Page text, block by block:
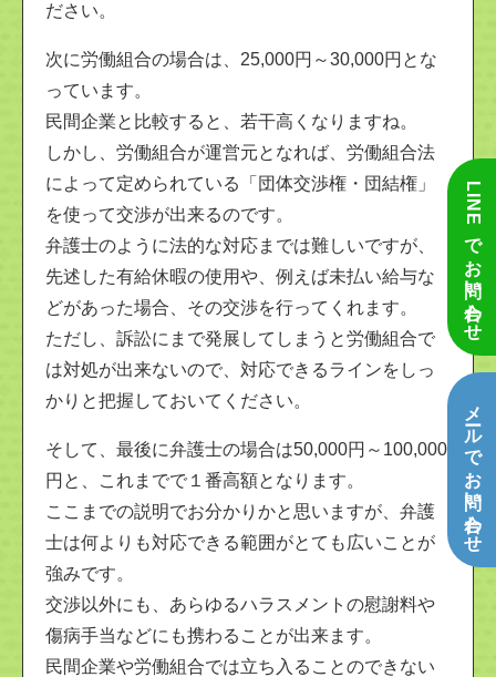
ださい。
次に労働組合の場合は、25,000円～30,000円とな
っています。
民間企業と比較すると、若干高くなりますね。
しかし、労働組合が運営元となれば、労働組合法
によって定められている「団体交渉権・団結権」
を使って交渉が出来るのです。
弁護士のように法的な対応までは難しいですが、
先述した有給休暇の使用や、例えば未払い給与な
どがあった場合、その交渉を行ってくれます。
ただし、訴訟にまで発展してしまうと労働組合で
は対処が出来ないので、対応できるラインをしっ
かりと把握しておいてください。
そして、最後に弁護士の場合は50,000円～100,000
円と、これまでで１番高額となります。
ここまでの説明でお分かりかと思いますが、弁護
士は何よりも対応できる範囲がとても広いことが
強みです。
交渉以外にも、あらゆるハラスメントの慰謝料や
傷病手当などにも携わることが出来ます。
民間企業や労働組合では立ち入ることのできない
LINEでお問い合わせ
メールでお問い合わせ